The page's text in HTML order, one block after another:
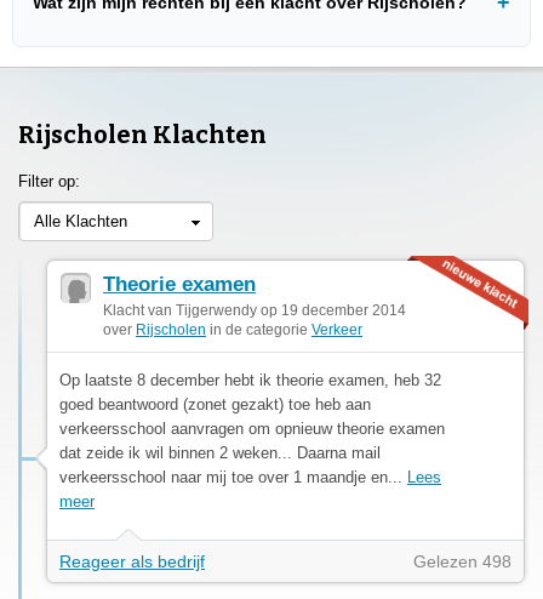
Rijscholen Klachten
Filter op:
Alle Klachten
Theorie examen
Klacht van Tijgerwendy op 19 december 2014
over Rijscholen in de categorie Verkeer
Op laatste 8 december hebt ik theorie examen, heb 32
goed beantwoord (zonet gezakt) toe heb aan
verkeersschool aanvragen om opnieuw theorie examen
dat zeide ik wil binnen 2 weken... Daarna mail
verkeersschool naar mij toe over 1 maandje en... Lees
meer
Reageer als bedrijf Gelezen 498